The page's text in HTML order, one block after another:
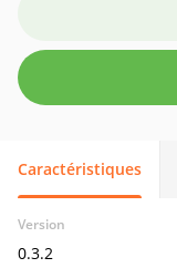
Caractéristiques
Version
0.3.2